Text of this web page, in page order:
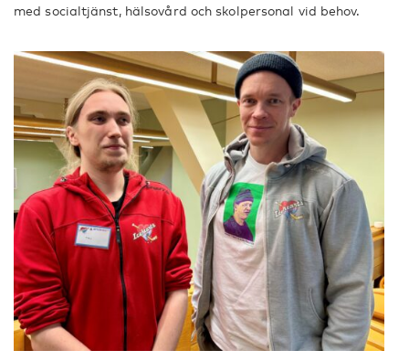
med socialtjänst, hälsovård och skolpersonal vid behov.